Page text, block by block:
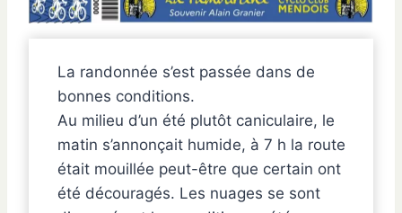
La randonnée s’est passée dans de
bonnes conditions.
Au milieu d’un été plutôt caniculaire, le
matin s’annonçait humide, à 7 h la route
était mouillée peut-être que certain ont
été découragés. Les nuages se sont